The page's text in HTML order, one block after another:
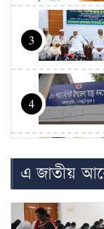
3
4
5
এ জাতীয়